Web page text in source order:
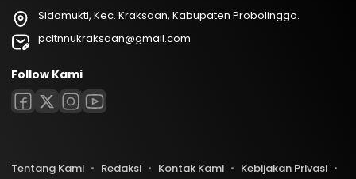
Sidomukti, Kec. Kraksaan, Kabupaten Probolinggo.
pcltnnukraksaan@gmail.com
Follow Kami
Tentang Kami Redaksi Kontak Kami
Kebijakan Privasi